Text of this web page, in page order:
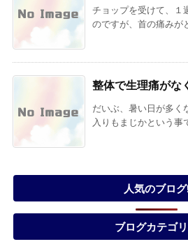
チョップを受けて、
のですが、首の痛みが
整体で生理痛がな
だいぶ、暑い日が多
入りもまじかという事
人気のブロ
ブログカテゴ